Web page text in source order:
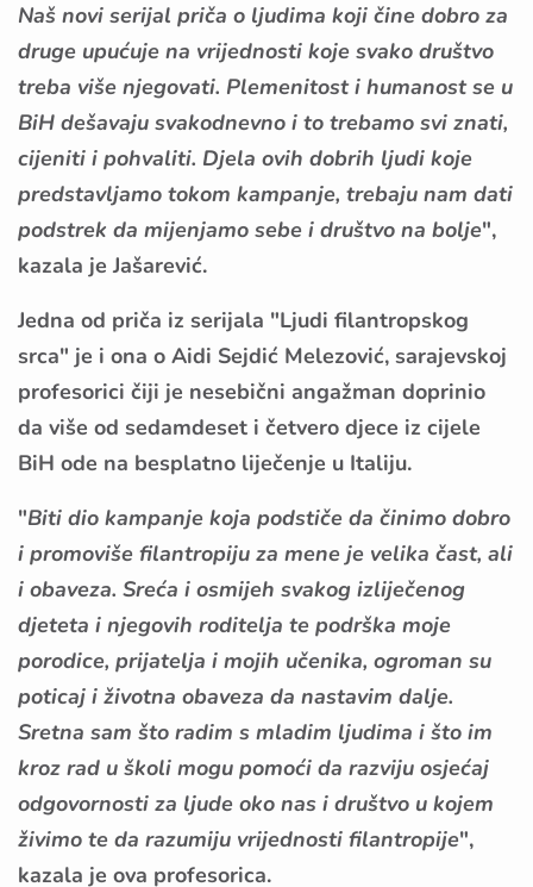
Naš novi serijal priča o ljudima koji čine dobro za
druge upućuje na vrijednosti koje svako društvo
treba više njegovati. Plemenitost i humanost se u
BiH dešavaju svakodnevno i to trebamo svi znati,
cijeniti i pohvaliti. Djela ovih dobrih ljudi koje
predstavljamo tokom kampanje, trebaju nam dati
podstrek da mijenjamo sebe i društvo na bolje",
kazala je Jašarević.
Jedna od priča iz serijala "Ljudi filantropskog
srca" je i ona o Aidi Sejdić Melezović, sarajevskoj
profesorici čiji je nesebični angažman doprinio
da više od sedamdeset i četvero djece iz cijele
BiH ode na besplatno liječenje u Italiju.
"Biti dio kampanje koja podstiče da činimo dobro
i promoviše filantropiju za mene je velika čast, ali
i obaveza. Sreća i osmijeh svakog izliječenog
djeteta i njegovih roditelja te podrška moje
porodice, prijatelja i mojih učenika, ogroman su
poticaj i životna obaveza da nastavim dalje.
Sretna sam što radim s mladim ljudima i što im
kroz rad u školi mogu pomoći da razviju osjećaj
odgovornosti za ljude oko nas i društvo u kojem
živimo te da razumiju vrijednosti filantropije",
kazala je ova profesorica.